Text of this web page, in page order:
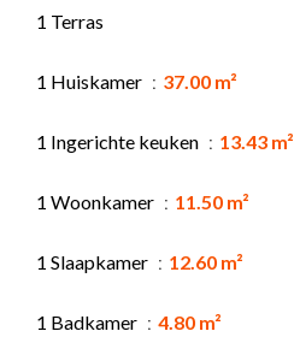
1 Terras
1 Huiskamer 37.00 m²
1 Ingerichte keuken 13.43 m²
1 Woonkamer 11.50 m²
1 Slaapkamer 12.60 m²
1 Badkamer 4.80 m²